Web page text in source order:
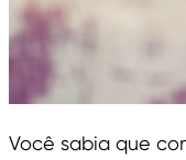
Você sabia que